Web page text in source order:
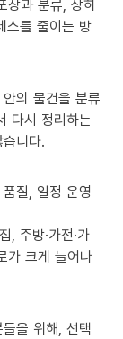
장과 분류, 상하
스를 줄이는 방
의 물건을 분류
다시 정리하는
니다.
질, 일정 운영
, 주방·가전·가
가 크게 늘어나
을 위해, 선택